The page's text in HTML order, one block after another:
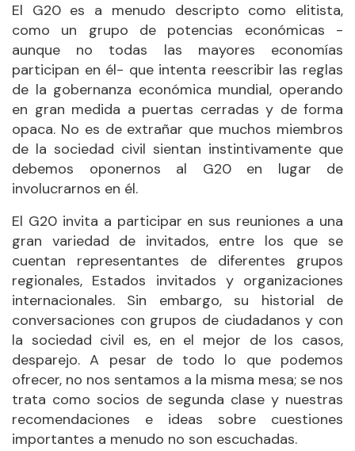
El G20 es a menudo descripto como elitista,
como un grupo de potencias económicas -
aunque no todas las mayores economías
participan en él- que intenta reescribir las reglas
de la gobernanza económica mundial, operando
en gran medida a puertas cerradas y de forma
opaca. No es de extrañar que muchos miembros
de la sociedad civil sientan instintivamente que
debemos oponernos al G20 en lugar de
involucrarnos en él.
El G20 invita a participar en sus reuniones a una
gran variedad de invitados, entre los que se
cuentan representantes de diferentes grupos
regionales, Estados invitados y organizaciones
internacionales. Sin embargo, su historial de
conversaciones con grupos de ciudadanos y con
la sociedad civil es, en el mejor de los casos,
desparejo. A pesar de todo lo que podemos
ofrecer, no nos sentamos a la misma mesa; se nos
trata como socios de segunda clase y nuestras
recomendaciones e ideas sobre cuestiones
importantes a menudo no son escuchadas.